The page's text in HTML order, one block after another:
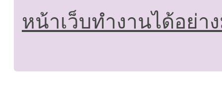
หน้าเว็บทำงานได้อย่า